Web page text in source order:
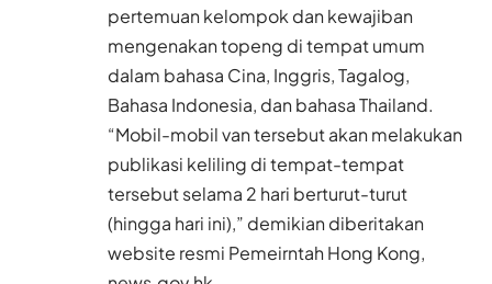
pertemuan kelompok dan kewajiban
mengenakan topeng di tempat umum
dalam bahasa Cina, Inggris, Tagalog,
Bahasa Indonesia, dan bahasa Thailand.
“Mobil-mobil van tersebut akan melakukan
publikasi keliling di tempat-tempat
tersebut selama 2 hari berturut-turut
(hingga hari ini),” demikian diberitakan
website resmi Pemeirntah Hong Kong,